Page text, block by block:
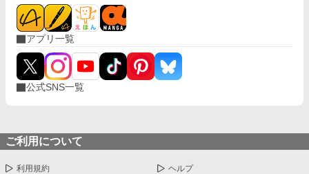
アプリ一覧
公式SNS一覧
ご利用について
利用規約 ヘルプ